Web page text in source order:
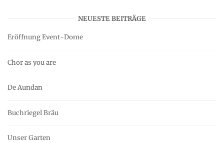
NEUESTE BEITRÄGE
Eröffnung Event-Dome
Chor as you are
De Aundan
Buchriegel Bräu
Unser Garten